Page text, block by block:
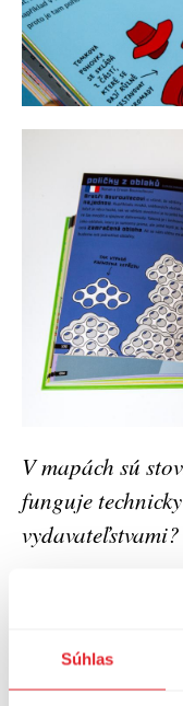
Súhlas
V mapách sú
funguje
vydavateľstvami?
Kedysi sme
používame
umožňuje